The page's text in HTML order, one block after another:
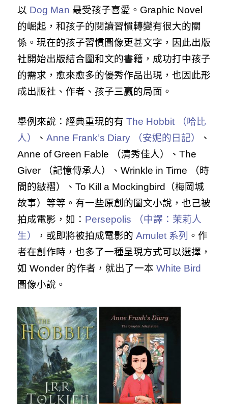
以 Dog Man 最受孩子喜愛。Graphic Novel
的崛起，和孩子的閱讀習慣轉變有很大的關
係。現在的孩子習慣圖像更甚文字，因此出版
社開始出版結合圖和文的書籍，成功打中孩子
的需求，愈來愈多的優秀作品出現，也因此形
成出版社、作者、孩子三贏的局面。
舉例來說：經典重現的有 The Hobbit （哈比
人）
、 Anne Frank’s Diary （安妮的日記）
、
Anne of Green Fable （清秀佳人）、The
Giver （記憶傳承人）、Wrinkle in Time （時
間的皺褶）、To Kill a Mockingbird（梅岡城
故事）等等。有一些原創的圖文小說，也己被
拍成電影，如： Persepolis （中譯：茉莉人
生）
，或即將被拍成電影的 Amulet 系列 。作
者在創作時，也多了一種呈現方式可以選擇，
如 Wonder 的作者，就出了一本 White Bird
圖像小說。